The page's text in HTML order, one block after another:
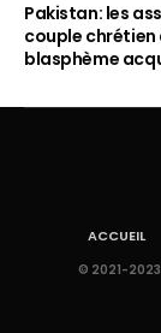
Pakistan: les
couple chrétien
blasphème
ACCUEIL
© 2021-2023